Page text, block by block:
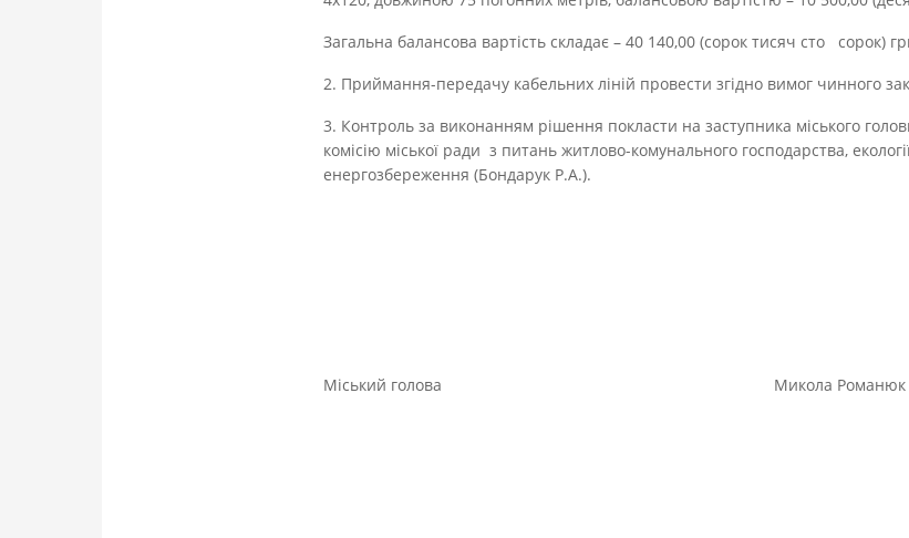
Загальна балансова вартість складає – 40 140,00 (сорок тисяч сто сорок)
2. Приймання-передачу кабельних ліній провести згідно вимог чинного
3. Контроль за виконанням рішення покласти на заступника міського
комісію міської ради з питань житлово-комунального господарства,
енергозбереження (Бондарук Р.А.).
Міський голова Микола Романюк